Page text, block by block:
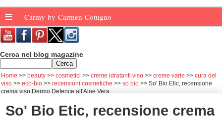
≡ Carmy by Carmen Cotugno
Cerca nel blog magazine
Home beauty cosmetici creme idratanti viso creme varie
cura del
viso
eco-bio recensioni cosmetiche so bio
So' Bio Etic, recensione
crema viso Dermo Defence all'Aloe Vera
So' Bio Etic, recensione crema